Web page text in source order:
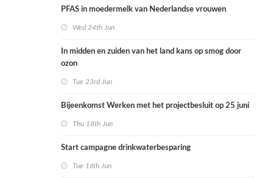
PFAS in moedermelk van Nederlandse vrouwen
Wed 24th Jun
In midden en zuiden van het land kans op smog door
ozon
Tue 23rd Jun
Bijeenkomst Werken met het projectbesluit op 25 juni
Thu 18th Jun
Start campagne drinkwaterbesparing
Tue 16th Jun